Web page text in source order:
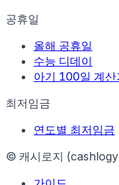
공휴일
올해 공휴일
수능 디데이
아기 100일 계산
최저임금
연도별 최저임금
© 캐시로지